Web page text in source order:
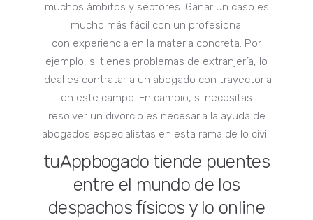
muchos ámbitos y sectores. Ganar un caso es
mucho más fácil con un profesional
con experiencia en la materia concreta. Por
ejemplo, si tienes problemas de extranjería, lo
ideal es contratar a un abogado con trayectoria
en este campo. En cambio, si necesitas
resolver un divorcio es necesaria la ayuda de
abogados especialistas en esta rama de lo civil.
tuAppbogado tiende puentes
entre el mundo de los
despachos físicos y lo online